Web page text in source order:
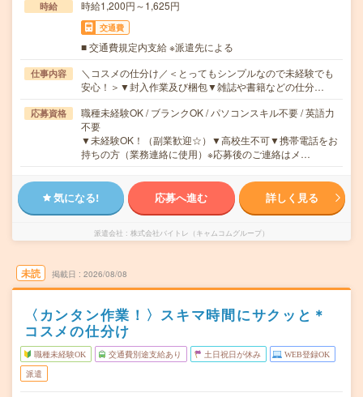
時給 時給1,200円～1,625円
交通費
■ 交通費規定内支給 ※派遣先による
仕事内容
＼コスメの仕分け／＜とってもシンプルなので未経験でも
安心！＞▼封入作業及び梱包▼雑誌や書籍などの仕分…
応募資格
職種未経験OK / ブランクOK / パソコンスキル不要 / 英語力
不要
▼未経験OK！（副業歓迎☆）▼高校生不可▼携帯電話をお
持ちの方（業務連絡に使用）※応募後のご連絡はメ…
気になる! 応募へ進む 詳しく見る
派遣会社 株式会社バイトレ（キャムコムグループ）
未読 掲載日 2026/08/08
〈カンタン作業！〉スキマ時間にサクッと＊
コスメの仕分け
職種未経験OK 交通費別途支給あり 土日祝日が休み WEB登録OK
派遣